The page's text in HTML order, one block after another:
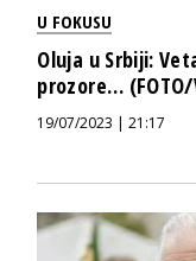
U FOKUSU
Oluja u Srbiji:
prozore… (FOTO/
19/07/2023 | 21:17